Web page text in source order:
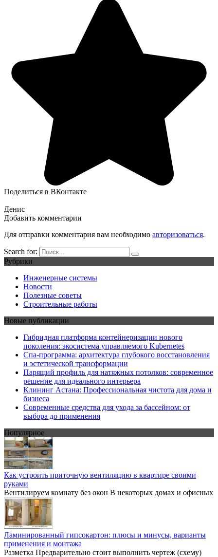
Поделиться в ВКонтакте
Денис
Добавить комментарии
Для отправки комментария вам необходимо авторизоваться.
Search for:
Рубрики
Инженерные системы
Новости
Полезные советы
Строительные работы
Новые публикации
Гибридная платформа контейнеризации нового
поколения: экосистема управляемого Kubernetes
Спа-программа: архитектура глубокого восстановления
и эстетической трансформации
Парящий профиль для натяжных потолков: современное
решение для идеального интерьера
Клининг Астана: Профессиональная чистота для дома и
бизнеса
Современные средства для ухода за бассейном: от
выбора до применения
Популярное
Как устроить приточную вентиляцию в квартире своими
руками
Вентилируем комнату без окон В некоторых домах и офисных
Ламинированный гипсокартон: плюсы и минусы, варианты
применения и монтажа
Разметка Предварительно стоит выполнить чертеж (схему)